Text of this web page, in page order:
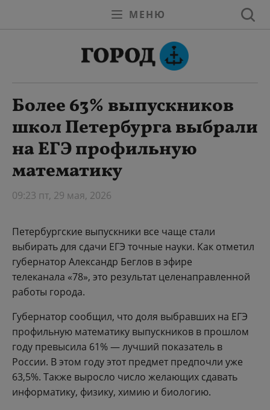
МЕНЮ
Более 63% выпускников
школ Петербурга выбрали
на ЕГЭ профильную
математику
09:23 пт, 29 мая, 2026
Петербургские выпускники все чаще стали
выбирать для сдачи ЕГЭ точные науки. Как отметил
губернатор Александр Беглов в эфире
телеканала «78», это результат целенаправленной
работы города.
Губернатор сообщил, что доля выбравших на ЕГЭ
профильную математику выпускников в прошлом
году превысила 61% — лучший показатель в
России. В этом году этот предмет предпочли уже
63,5%. Также выросло число желающих сдавать
информатику, физику, химию и биологию.